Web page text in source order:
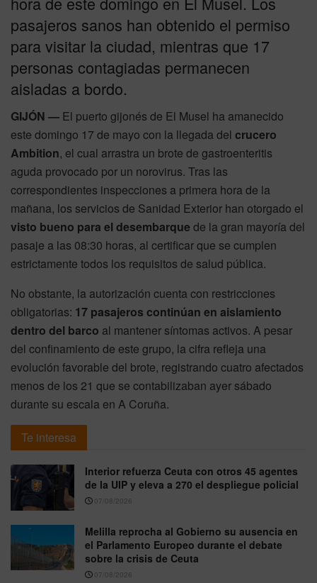
pasajeros sanos han obtenido el permiso
para visitar la ciudad, mientras que 17
personas contagiadas permanecen
aisladas a bordo.
GIJÓN — El puerto gijonés de El Musel ha amanecido
este domingo 17 de mayo con la llegada del crucero
Ambition, el cual arrastra un brote de gastroenteritis
aguda provocado por un norovirus. Tras las
correspondientes inspecciones a primera hora de la
mañana, los servicios de Sanidad Exterior han otorgado el
visto bueno para el desembarque de la gran mayoría del
pasaje a las 08:30 horas, al certificar que se cumplen
estrictamente todos los requisitos de salud pública.
No obstante, la autorización cuenta con restricciones
obligatorias: 17 pasajeros continúan en aislamiento
dentro del barco al mantener síntomas activos. A pesar
del confinamiento de este grupo, la cifra refleja una
evolución favorable del brote, registrando cuatro afectados
menos de los 21 que se contabilizaban ayer sábado
durante su escala en A Coruña.
Te interesa
Interior refuerza Ceuta con otros 45 agentes
de la UIP y eleva a 270 el despliegue policial
07/08/2026
Melilla reprocha al Gobierno su ausencia en
el Parlamento Europeo durante el debate
sobre la crisis de Ceuta
07/08/2026